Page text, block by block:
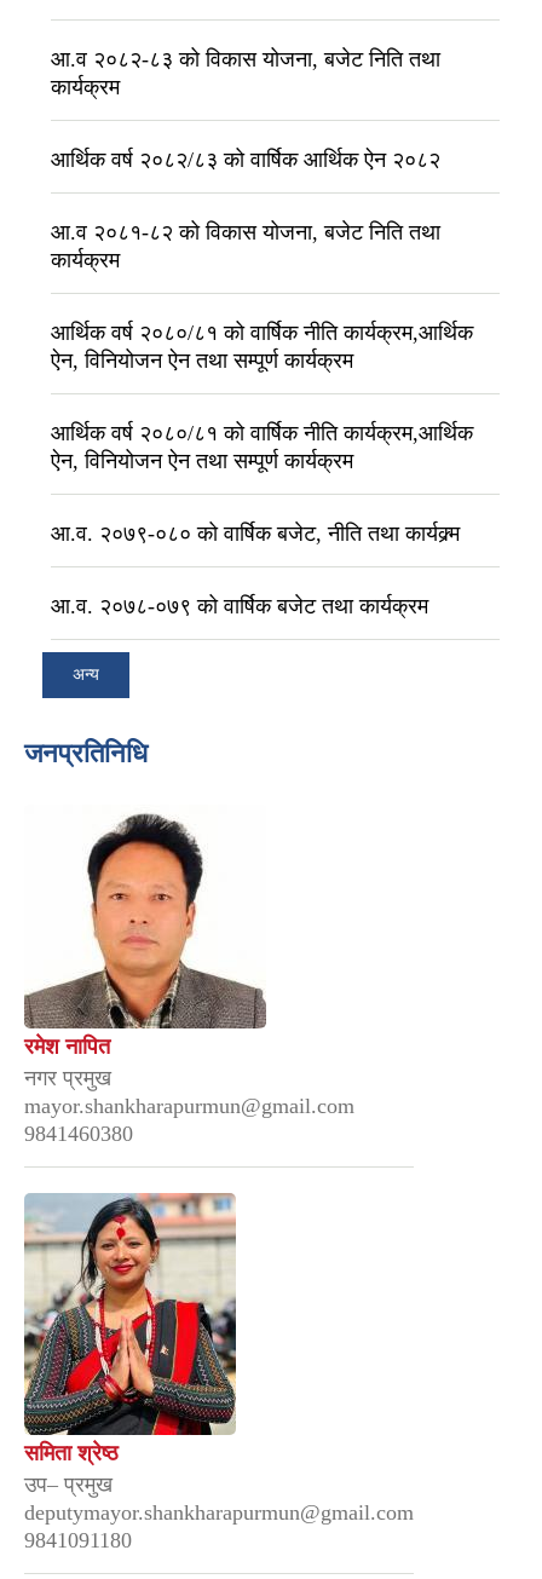
आ.व २०८२-८३ को विकास योजना, बजेट निति तथा
कार्यक्रम
आर्थिक वर्ष २०८२/८३ को वार्षिक आर्थिक ऐन २०८२
आ.व २०८१-८२ को विकास योजना, बजेट निति तथा
कार्यक्रम
आर्थिक वर्ष २०८०/८१ को वार्षिक नीति कार्यक्रम,आर्थिक
ऐन, विनियोजन ऐन तथा सम्पूर्ण कार्यक्रम
आर्थिक वर्ष २०८०/८१ को वार्षिक नीति कार्यक्रम,आर्थिक
ऐन, विनियोजन ऐन तथा सम्पूर्ण कार्यक्रम
आ.व. २०७९-०८० को वार्षिक बजेट, नीति तथा कार्यक्र्म
आ.व. २०७८-०७९ को वार्षिक बजेट तथा कार्यक्रम
अन्य
जनप्रतिनिधि
रमेश नापित
नगर प्रमुख
mayor.shankharapurmun@gmail.com
9841460380
समिता श्रेष्ठ
उप– प्रमुख
deputymayor.shankharapurmun@gmail.com
9841091180